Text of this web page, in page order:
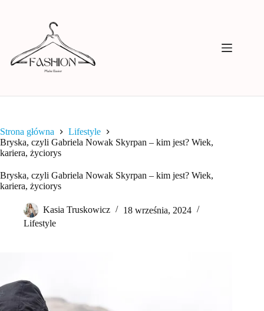
Strona główna
Lifestyle
Bryska, czyli Gabriela Nowak Skyrpan – kim jest? Wiek,
kariera, życiorys
Bryska, czyli Gabriela Nowak Skyrpan – kim jest? Wiek,
kariera, życiorys
Kasia Truskowicz
18 września, 2024
Lifestyle